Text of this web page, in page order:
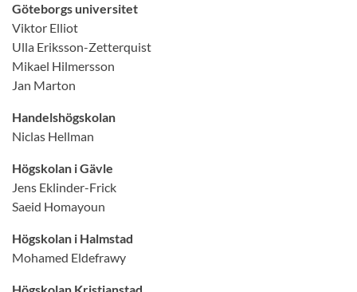
Göteborgs universitet
Viktor Elliot
Ulla Eriksson-Zetterquist
Mikael Hilmersson
Jan Marton
Handelshögskolan
Niclas Hellman
Högskolan i Gävle
Jens Eklinder-Frick
Saeid Homayoun
Högskolan i Halmstad
Mohamed Eldefrawy